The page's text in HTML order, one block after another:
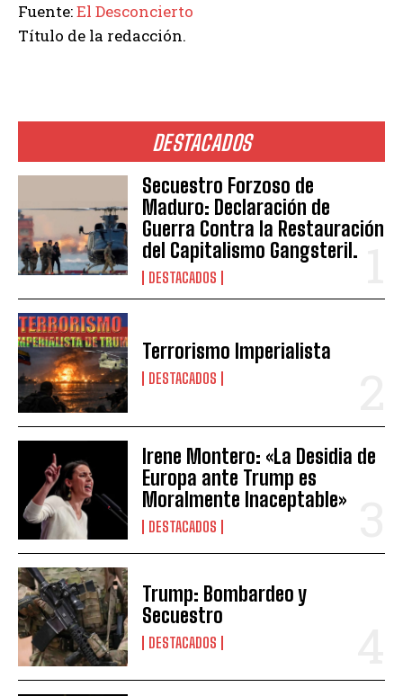
DESTACADOS
Secuestro Forzoso de
Maduro: Declaración de
Guerra Contra la Restauración
del Capitalismo Gangsteril.
DESTACADOS
Terrorismo Imperialista
DESTACADOS
Irene Montero: «La Desidia de
Europa ante Trump es
Moralmente Inaceptable»
DESTACADOS
Trump: Bombardeo y
Secuestro
DESTACADOS
Fuente:El Desconcierto
Título de la redacción.